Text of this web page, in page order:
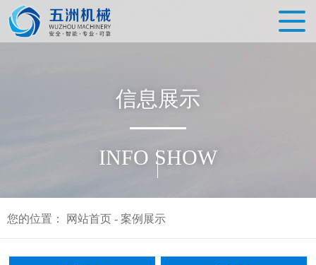
信息 展示
INFO SHOW
您的位置： 网站首页 - 案例展示